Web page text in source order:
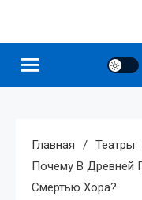
Главная
Театры
Почему В Древней
Смертью Хора?